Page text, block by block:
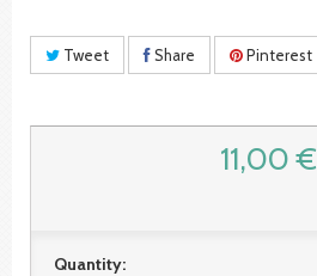
Tweet Share Pinterest
11,00 €
Quantity: